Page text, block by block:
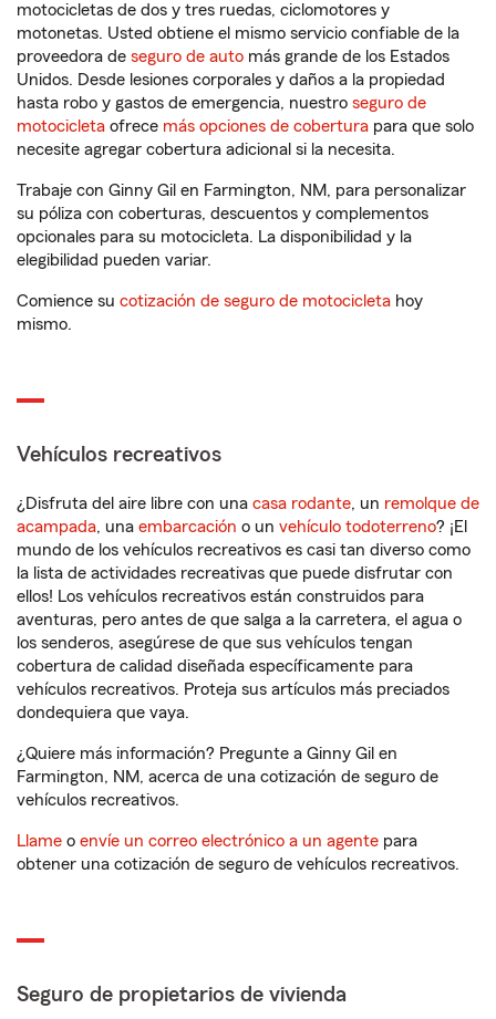
motocicletas de dos y tres ruedas, ciclomotores y
motonetas. Usted obtiene el mismo servicio confiable de la
proveedora de seguro de auto más grande de los Estados
Unidos. Desde lesiones corporales y daños a la propiedad
hasta robo y gastos de emergencia, nuestro seguro de
motocicleta ofrece más opciones de cobertura para que solo
necesite agregar cobertura adicional si la necesita.
Trabaje con Ginny Gil en Farmington, NM, para personalizar
su póliza con coberturas, descuentos y complementos
opcionales para su motocicleta. La disponibilidad y la
elegibilidad pueden variar.
Comience su cotización de seguro de motocicleta hoy
mismo.
Vehículos recreativos
¿Disfruta del aire libre con una casa rodante, un remolque de
acampada, una embarcación o un vehículo todoterreno? ¡El
mundo de los vehículos recreativos es casi tan diverso como
la lista de actividades recreativas que puede disfrutar con
ellos! Los vehículos recreativos están construidos para
aventuras, pero antes de que salga a la carretera, el agua o
los senderos, asegúrese de que sus vehículos tengan
cobertura de calidad diseñada específicamente para
vehículos recreativos. Proteja sus artículos más preciados
dondequiera que vaya.
¿Quiere más información? Pregunte a Ginny Gil en
Farmington, NM, acerca de una cotización de seguro de
vehículos recreativos.
Llame o envíe un correo electrónico a un agente para
obtener una cotización de seguro de vehículos recreativos.
Seguro de propietarios de vivienda